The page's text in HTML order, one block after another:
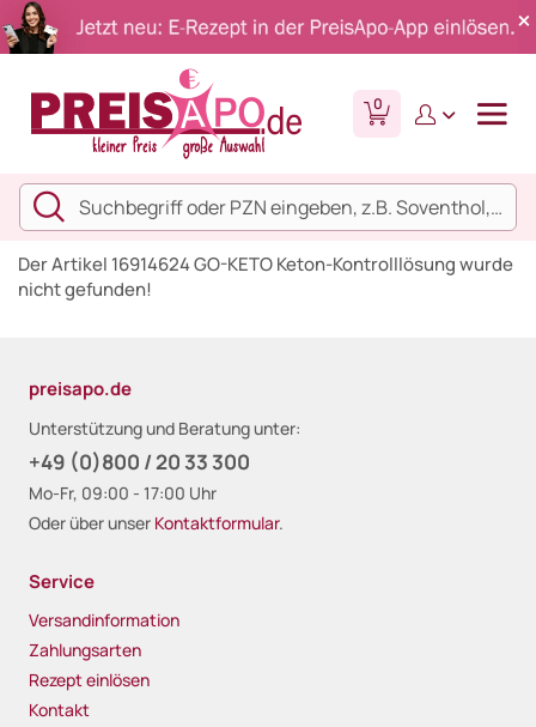
0
Der Artikel 16914624 GO-KETO Keton-Kontrolllösung wurde
nicht gefunden!
preisapo.de
Unterstützung und Beratung unter:
+49 (0)800 / 20 33 300
Mo-Fr, 09:00 - 17:00 Uhr
Oder über unser Kontaktformular.
Service
Versandinformation
Zahlungsarten
Rezept einlösen
Kontakt